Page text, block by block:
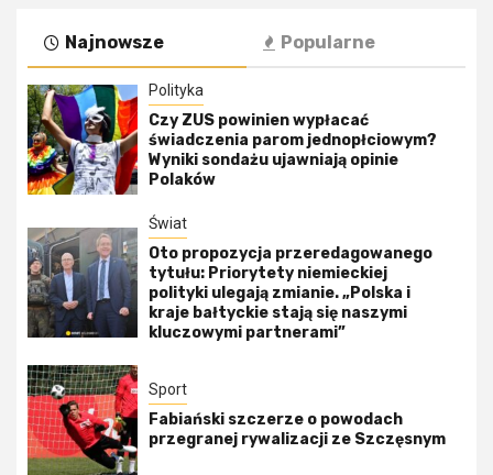
Najnowsze Popularne
Polityka
Czy ZUS powinien wypłacać
świadczenia parom jednopłciowym?
Wyniki sondażu ujawniają opinie
Polaków
Świat
Oto propozycja przeredagowanego
tytułu: Priorytety niemieckiej
polityki ulegają zmianie. „Polska i
kraje bałtyckie stają się naszymi
kluczowymi partnerami”
Sport
Fabiański szczerze o powodach
przegranej rywalizacji ze Szczęsnym